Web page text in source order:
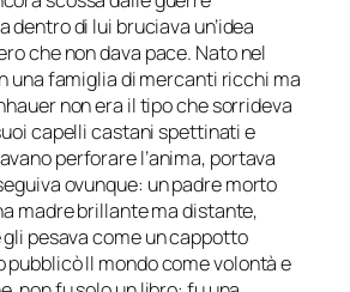
dentro di lui bruciava un’idea
che non dava pace. Nato nel
una famiglia di mercanti ricchi ma
non era il tipo che sorrideva
capelli castani spettinati e
perforare l’anima, portava
ovunque: un padre morto
madre brillante ma distante,
gli pesava come un cappotto
pubblicò Il mondo come volontà e